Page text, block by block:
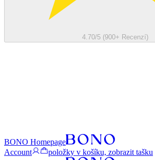
4.70/5 (900+ Recenzí)
BONO Homepage
Account
položky v košíku, zobrazit tašku